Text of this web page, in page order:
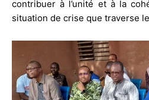
contribuer à l’unité et à la
situation de crise que traverse